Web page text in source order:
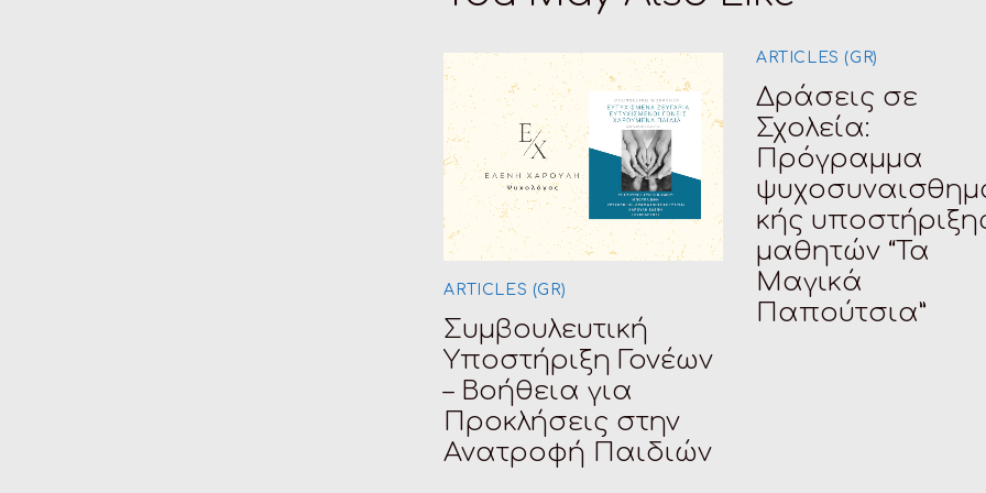
ARTICLES (GR)
Συμβουλευτική
Υποστήριξη Γονέων
– Βοήθεια για
Προκλήσεις στην
Ανατροφή Παιδιών
ARTICLES (GR)
Δράσεις σε
Σχολεία:
Πρόγραμμα
κής
μαθητών “Τα
Μαγικά
Παπούτσια”